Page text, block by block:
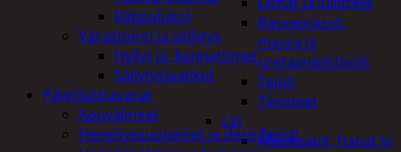
Rasvaprässit,
massa ja
uretaanipistoolit
Teipit
Tiivisteet
LVI
Allaskaapit, hanat ja
Riippulukot
Varastointi ja säilytys
Hyllyt ja -kannattimet
Säilytyslaatikot
Päivittäistavarat
Apuvälineet
Hengityssuojaimet ja desinfiointi